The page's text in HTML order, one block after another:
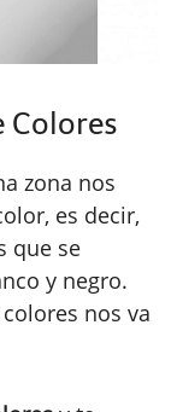
Colores
zona nos
es decir,
que se
y negro.
nos va